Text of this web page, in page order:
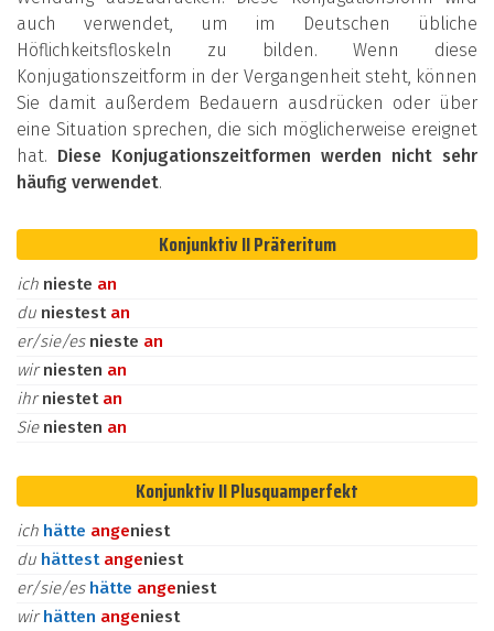
auch verwendet, um im Deutschen übliche
Höflichkeitsfloskeln zu bilden. Wenn diese
Konjugationszeitform in der Vergangenheit steht, können
Sie damit außerdem Bedauern ausdrücken oder über
eine Situation sprechen, die sich möglicherweise ereignet
hat. Diese Konjugationszeitformen werden nicht sehr
häufig verwendet.
Konjunktiv II Präteritum
ich nieste an
du niestest an
er/sie/es nieste an
wirniesten an
ihrniestet an
Sie niesten an
Konjunktiv II Plusquamperfekt
ich hätte angeniest
du hättest angeniest
er/sie/es hätte angeniest
wirhätten angeniest